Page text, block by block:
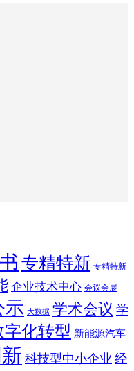
专精特新 专精特新
企业技术中心 会议会展
示 大数据 学术会议 学
字化转型 新能源汽车
科技型中小企业 经